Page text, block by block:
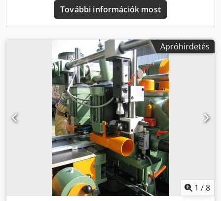
További információk most
Apróhirdetés
1 /8